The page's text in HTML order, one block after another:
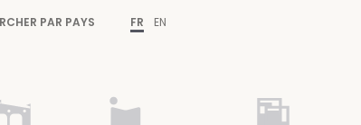
PAR PAYS FR EN